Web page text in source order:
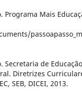
Programa Mais
Secretaria de
Diretrizes
SEB, DICEI, 2013.